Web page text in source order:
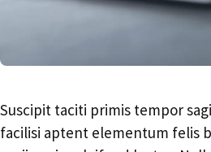
Suscipit taciti primis tempor
facilisi aptent elementum felis